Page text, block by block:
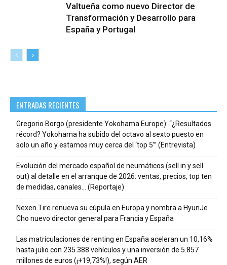
Valtueña como nuevo Director de
Transformación y Desarrollo para
España y Portugal
ENTRADAS RECIENTES
Gregorio Borgo (presidente Yokohama Europe): “¿Resultados
récord? Yokohama ha subido del octavo al sexto puesto en
solo un año y estamos muy cerca del ‘top 5’” (Entrevista)
Evolución del mercado español de neumáticos (sell in y sell
out) al detalle en el arranque de 2026: ventas, precios, top ten
de medidas, canales… (Reportaje)
Nexen Tire renueva su cúpula en Europa y nombra a HyunJe
Cho nuevo director general para Francia y España
Las matriculaciones de renting en España aceleran un 10,16%
hasta julio con 235.388 vehículos y una inversión de 5.857
millones de euros (¡+19,73%!), según AER